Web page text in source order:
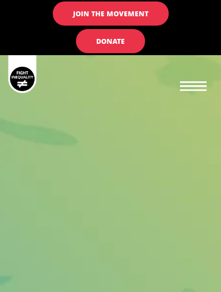
JOIN THE MOVEMENT
DONATE
Main navigation